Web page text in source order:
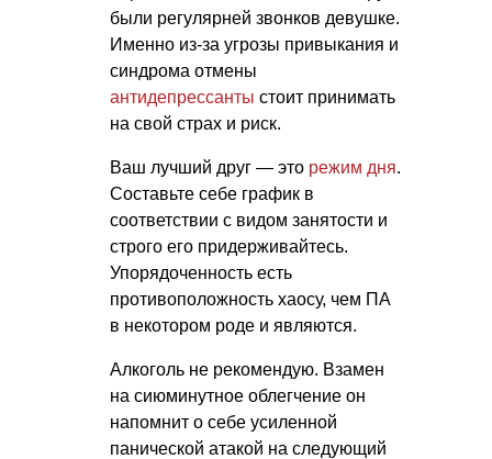
были регулярней звонков девушке.
Именно из-за угрозы привыкания и
синдрома отмены
антидепрессанты стоит принимать
на свой страх и риск.
Ваш лучший друг — это режим дня.
Составьте себе график в
соответствии с видом занятости и
строго его придерживайтесь.
Упорядоченность есть
противоположность хаосу, чем ПА
в некотором роде и являются.
Алкоголь не рекомендую. Взамен
на сиюминутное облегчение он
напомнит о себе усиленной
панической атакой на следующий